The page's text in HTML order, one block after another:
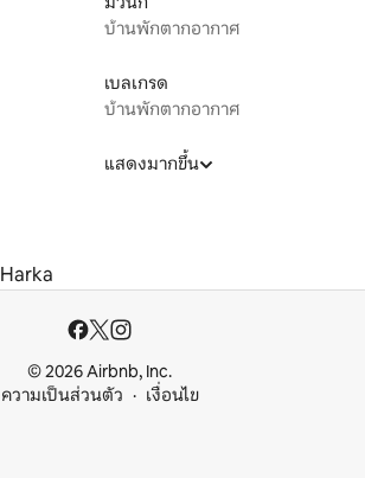
บ้านพักตากอากาศ
เบลเกรด
บ้านพักตากอากาศ
แสดงมากขึ้น
Harka
© 2026 Airbnb, Inc.
ความเป็นส่วนตัว
เงื่อนไข